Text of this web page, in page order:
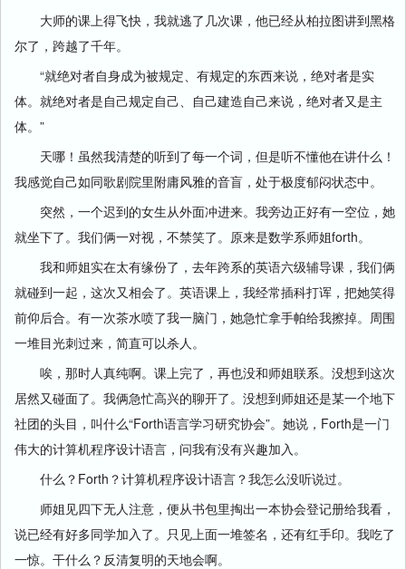
大师的课上得飞快，我就逃了几次课，他已经从柏拉图讲到黑格
尔了，跨越了千年。
“就绝对者自身成为被规定、有规定的东西来说，绝对者是实
体。就绝对者是自己规定自己、自己建造自己来说，绝对者又是主
体。”
天哪！虽然我清楚的听到了每一个词，但是听不懂他在讲什么！
我感觉自己如同歌剧院里附庸风雅的音盲，处于极度郁闷状态中。
突然，一个迟到的女生从外面冲进来。我旁边正好有一空位，她
就坐下了。我们俩一对视，不禁笑了。原来是数学系师姐forth。
我和师姐实在太有缘份了，去年跨系的英语六级辅导课，我们俩
就碰到一起，这次又相会了。英语课上，我经常插科打诨，把她笑得
前仰后合。有一次茶水喷了我一脑门，她急忙拿手帕给我擦掉。周围
一堆目光刺过来，简直可以杀人。
唉，那时人真纯啊。课上完了，再也没和师姐联系。没想到这次
居然又碰面了。我俩急忙高兴的聊开了。没想到师姐还是某一个地下
社团的头目，叫什么“Forth语言学习研究协会”。她说，Forth是一门
伟大的计算机程序设计语言，问我有没有兴趣加入。
什么？Forth？计算机程序设计语言？我怎么没听说过。
师姐见四下无人注意，便从书包里掏出一本协会登记册给我看，
说已经有好多同学加入了。只见上面一堆签名，还有红手印。我吃了
一惊。干什么？反清复明的天地会啊。